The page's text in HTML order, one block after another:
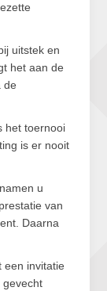
uitstek en
het aan de
de
het toernooi
is er nooit
u
van
Daarna
een invitatie
gevecht